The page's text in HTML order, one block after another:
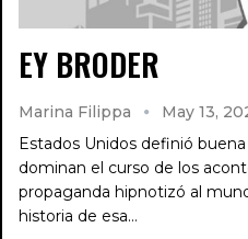
EY BRODER
Marina Filippa
May 13,
Estados Unidos definió
dominan el curso de los
propaganda hipnotizó al
historia de esa…